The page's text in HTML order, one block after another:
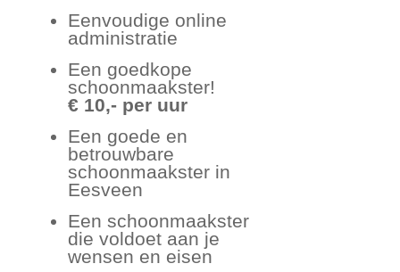
Eenvoudige online
administratie
Een goedkope
schoonmaakster!
€ 10,- per uur
Een goede en
betrouwbare
schoonmaakster in
Eesveen
Een schoonmaakster
die voldoet aan je
wensen en eisen